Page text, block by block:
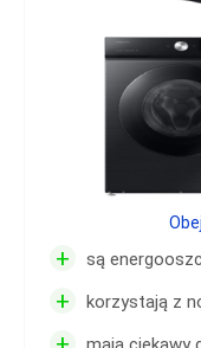
+ są
+ korzystają z